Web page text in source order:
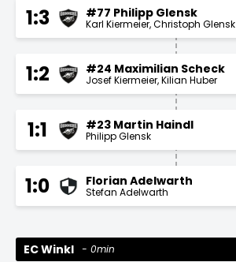
1:3 #77 Philipp Glensk
Karl Kiermeier Christoph Glensk
1:2 #24 Maximilian Scheck
Josef Kiermeier Kilian Huber
1:1 #23 Martin Haindl
Philipp Glensk
1:0 Florian Adelwarth
Stefan Adelwarth
EC Winkl 0min